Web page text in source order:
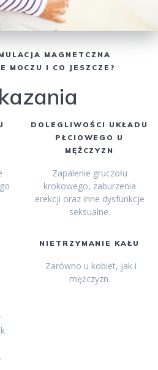
MAGNETCZNA
MOCZU I CO JESZCZE?
DOLEGLIWOŚCI UKŁADU
PŁCIOWEGO U
MĘŻCZYZN
Zapalenie gruczołu
krokowego, zaburzenia
erekcji oraz inne dysfunkcje
seksualne.
NIETRZYMANIE KAŁU
Zarówno u kobiet, jak i
mężczyzn.